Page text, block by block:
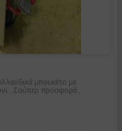
μπουκέτο με
. Σούπερ προσφορά .